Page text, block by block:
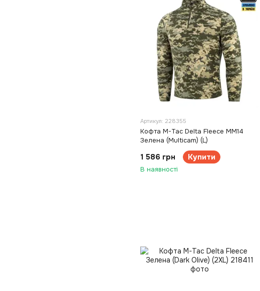
Артикул: 228355
Кофта M-Tac Delta Fleece MM14
Зелена (Multicam) (L)
1 586 грн Купити
В наявності